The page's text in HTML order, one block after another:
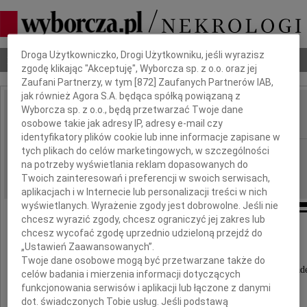
Nekrologi Odeszli Poradnik pogrzebowy
IMIĘ I NAZWISKO: Czesław Grądziel
REGION: Gdańsk
DATA EMISJI: 30.11.2010
Z głębokim żalem zawiadamiamy,
że 26 listopada 2010 roku
odszedł nasz ukochany Ojciec, Dziadek i
Dbamy o Twoją prywatność
Droga Użytkowniczko, Drogi Użytkowniku, jeśli wyrazisz
zgodę klikając "Akceptuję", Wyborcza sp. z o.o. oraz jej
Zaufani Partnerzy, w tym [872 ] Zaufanych Partnerów IAB,
jak również Agora S.A. będąca spółką powiązaną z
Wyborcza sp. z o.o., będą przetwarzać Twoje dane
osobowe takie jak adresy IP, adresy e-mail czy
identyfikatory plików cookie lub inne informacje zapisane w
tych plikach do celów marketingowych, w szczególności
na potrzeby wyświetlania reklam dopasowanych do
Twoich zainteresowań i preferencji w swoich serwisach,
aplikacjach i w Internecie lub personalizacji treści w nich
wyświetlanych. Wyrażenie zgody jest dobrowolne. Jeśli nie
chcesz wyrazić zgody, chcesz ograniczyć jej zakres lub
chcesz wycofać zgodę uprzednio udzieloną przejdź do
„Ustawień Zaawansowanych”.
Twoje dane osobowe mogą być przetwarzane także do
celów badania i mierzenia informacji dotyczących
funkcjonowania serwisów i aplikacji lub łączone z danymi
dot. świadczonych Tobie usług. Jeśli podstawą